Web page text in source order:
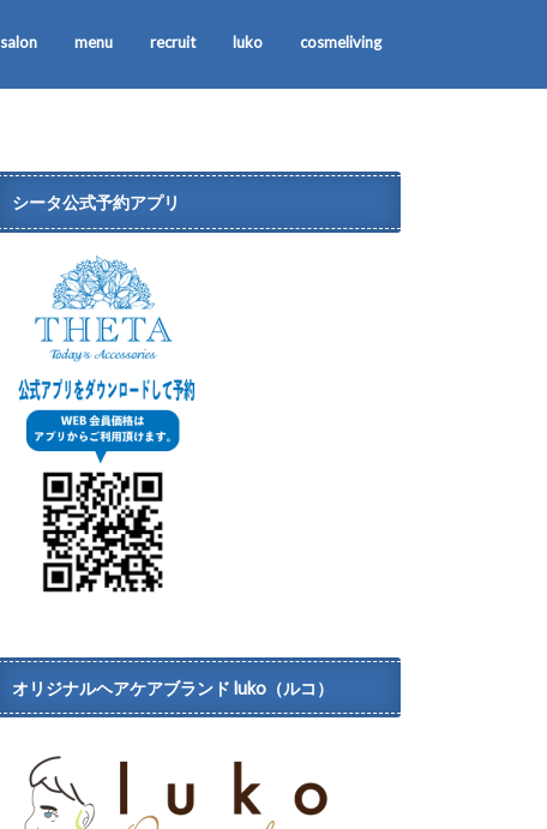
salon menu recruit luko cosmeliving
シータ公式予約アプリ
オリジナルヘアケアブランド luko（ルコ）